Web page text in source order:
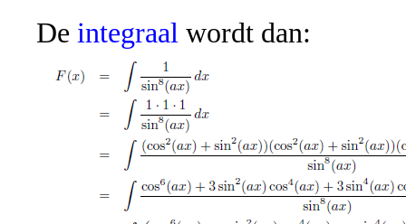
De integraal wordt dan: